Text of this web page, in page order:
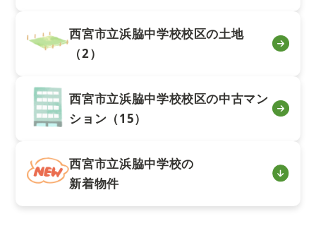
西宮市立浜脇中学校校区の土地
（2）
西宮市立浜脇中学校校区の中古マン
ション（15）
西宮市立浜脇中学校の
新着物件